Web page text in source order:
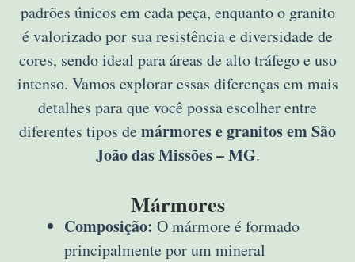
padrões únicos em cada peça, enquanto o granito
é valorizado por sua resistência e diversidade de
cores, sendo ideal para áreas de alto tráfego e uso
intenso. Vamos explorar essas diferenças em mais
detalhes para que você possa escolher entre
diferentes tipos de mármores e granitos em São
João das Missões – MG.
Mármores
Composição: O mármore é formado
principalmente por um mineral